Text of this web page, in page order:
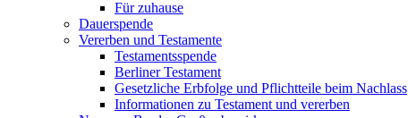
Für zuhause
Dauerspende
Vererben und Testamente
Testamentsspende
Berliner Testament
Gesetzliche Erbfolge und Pflichtteile beim Nachlass
Informationen zu Testament und vererben